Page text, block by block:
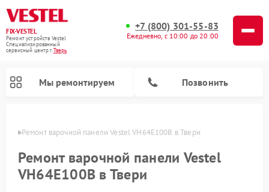
FIX-VESTEL
Ремонт устройств Vestel
Специализированный
cервисный центр г.Тверь
+7 (800) 301-55-83
Ежедневно, с 10:00 до 20:00
Мы ремонтируем Позвонить
Ремонт варочной панели Vestel VH64E100B в Твери
Ремонт варочной панели Vestel
VH64E100B в Твери